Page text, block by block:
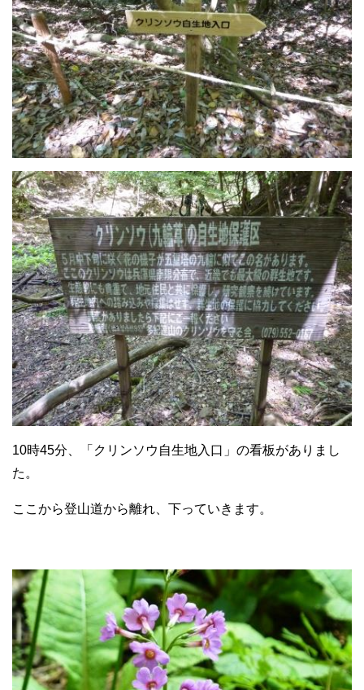
10時45分、「クリンソウ自生地入口」の看板がありまし
た。
ここから登山道から離れ、下っていきます。